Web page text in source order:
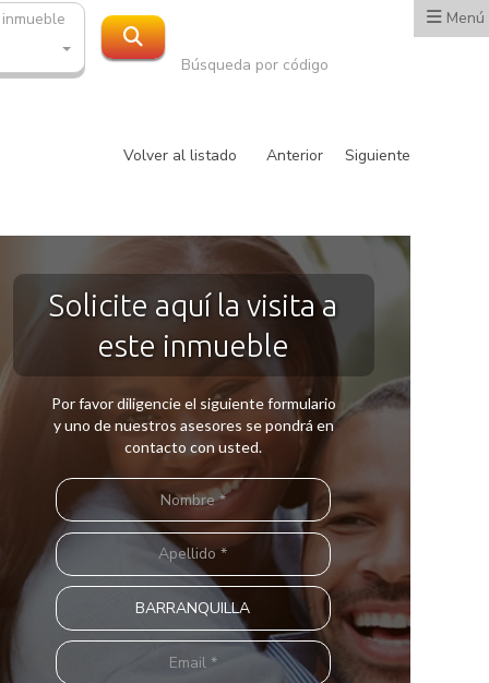
Menú
Búsqueda por código
Volver al listado Anterior Siguiente
Solicite aquí la visita a
este inmueble
Por favor diligencie el siguiente formulario
y uno de nuestros asesores se pondrá en
contacto con usted.